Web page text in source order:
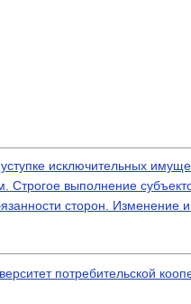
исключительных
Строгое выполнение
сторон. Изменение
потребительской